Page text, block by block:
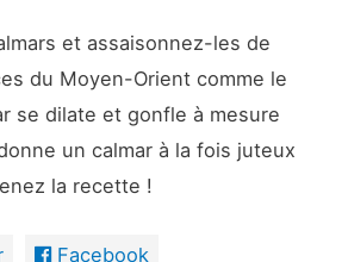
et assaisonnez-les de
du Moyen-Orient comme le
se dilate et gonfle à mesure
un calmar à la fois juteux
la recette !
Facebook